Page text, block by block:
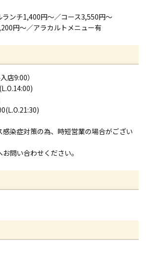
ンチ1,400円〜／コース3,550円〜
円〜／アラカルトメニュー有
店9:00）
染症対策の為、時短営業の場合がござい
問い合わせください。